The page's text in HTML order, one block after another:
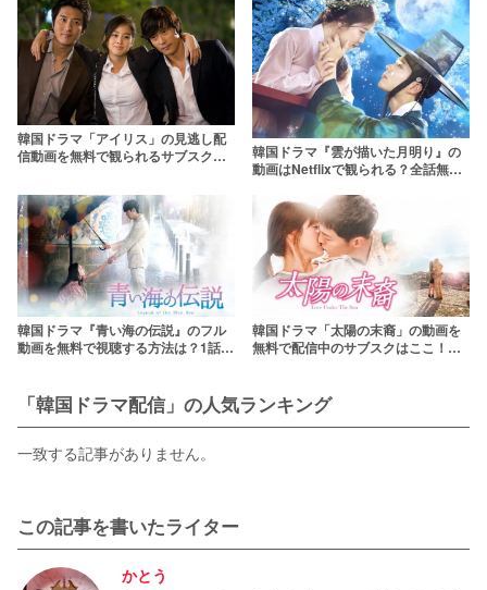
韓国ドラマ「アイリス」の見逃し配
信動画を無料で観られるサブスクま
韓国ドラマ『雲が描いた月明り』の
動画はNetflixで観られる？全話無料
韓国ドラマ『青い海の伝説』のフル
動画を無料で視聴する方法は？1話～
韓国ドラマ「太陽の末裔」の動画を
無料で配信中のサブスクはここ！
「韓国ドラマ配信」の人気ランキング
一致する記事がありません。
この記事を書いたライター
かとう